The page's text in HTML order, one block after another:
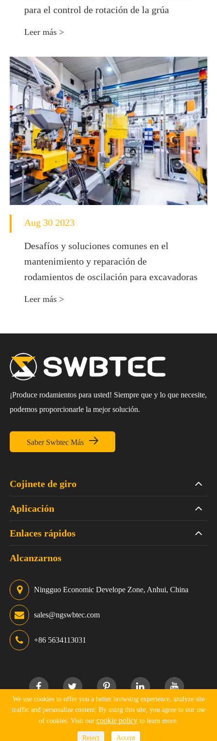
para el control de rotación de la grúa
Leer más >
Aug 30 2023
Desafíos y soluciones comunes en el
mantenimiento y reparación de
rodamientos de oscilación para excavadoras
Leer más >
¡Produce rodamientos para usted! Siempre que y lo que necesite,
podemos proporcionarle la mejor solución.
Saber Swbtec Más 
Cojinete de giro
Aplicación
Enlaces rápidos
Alcanzarnos
Ningguo Economic Develope Zone, Anhui, China
sales@ngswbtec.com
+86 5634113031
Derechos DE AUTOR ©Ningguo Swbtec Industry Co., Ltd.
We use cookies to offer you a better browsing experience, analyze site
traffic and personalize content. By using this site, you agree to our use
of cookies. Visit our cookie policy to learn more.
Reject Accept